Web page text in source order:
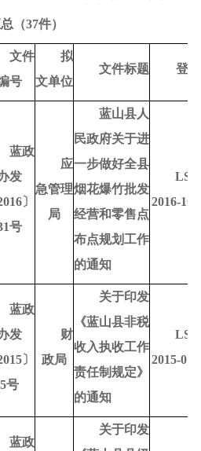
（37件）
文件
号
拟
文单位
文件标题 登
蓝政
发
〕
号
应
急管理
局
蓝山县人
民政府关于进
一步做好全县
烟花爆竹批发
经营和零售点
布点规划工作
的通知
2016-
蓝政
发
〕
5号
财
政局
关于印发
《蓝山县非税
收入执收工作
责任制规定》
的通知
2015-
蓝政
关于印发